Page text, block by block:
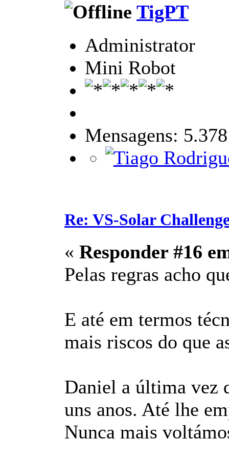
TigPT
Administrator
Mini Robot
Mensagens: 5.378
Re: VS-Solar
« Responder #16
Pelas regras acho
E até em termos
mais riscos do que
Daniel a última vez
uns anos. Até lhe
Nunca mais